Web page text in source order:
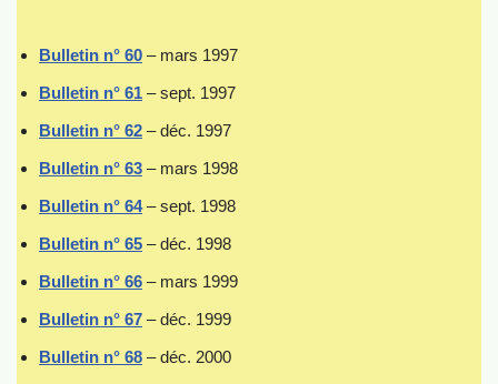
Bulletin n° 60 – mars 1997
Bulletin n° 61 – sept. 1997
Bulletin n° 62 – déc. 1997
Bulletin n° 63 – mars 1998
Bulletin n° 64– sept. 1998
Bulletin n° 65 – déc. 1998
Bulletin n° 66 – mars 1999
Bulletin n° 67 – déc. 1999
Bulletin n° 68 – déc. 2000